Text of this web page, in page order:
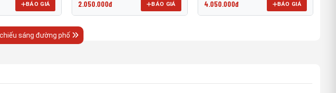
BÁO GIÁ 2.050.000đ BÁO GIÁ 4.050.000đ BÁO GIÁ
sáng đường phố